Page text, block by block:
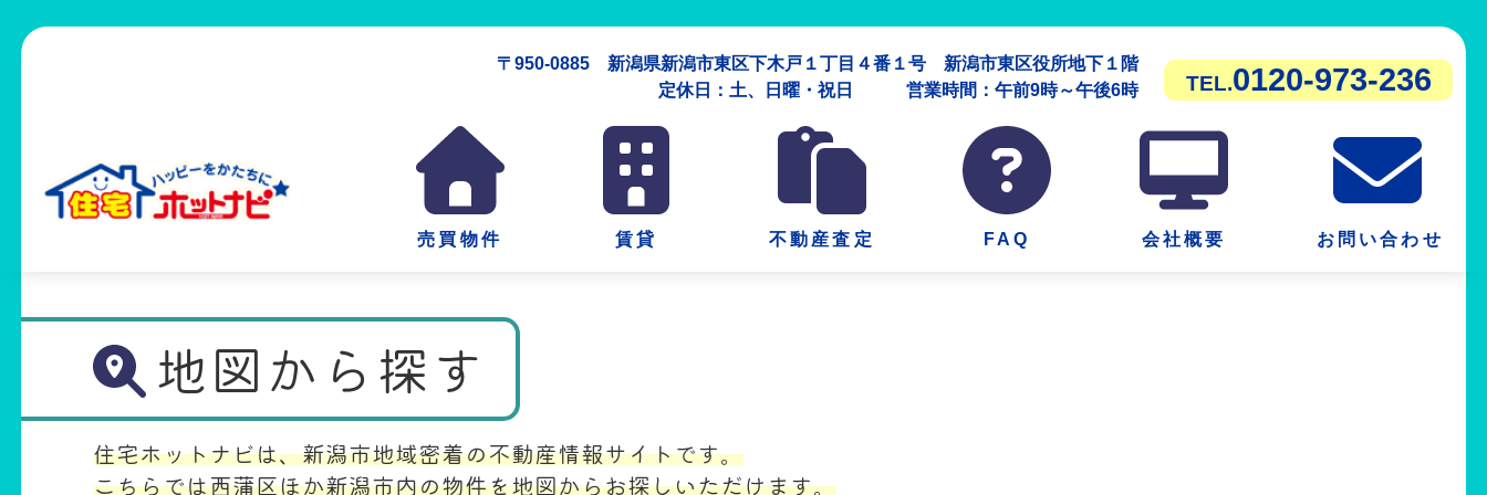
〒950-0885 新潟県新潟市東区下木戸１丁目４番１号 新潟市東区役所地下１階
定休日：土、日曜・祝日 営業時間：午前9時～午後6時
TEL.0120-973-236
売買物件 賃貸 不動産査定 FAQ 会社概要 お問い合わせ
地図から探す
住宅ホットナビは、新潟市地域密着の不動産情報サイトです。
こちらでは西蒲区ほか新潟市内の物件を地図からお探しいただけます。